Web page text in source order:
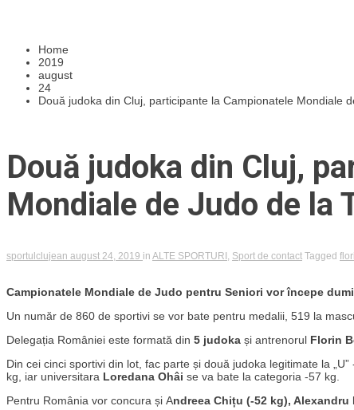
Home
2019
august
24
Două judoka din Cluj, participante la Campionatele Mondiale
Două judoka din Cluj,
Mondiale de Judo de la
sportulclujean august 24, 2019 in ALTE SPORTURI Sport de contact Tagged
Campionatele Mondiale de Judo pentru Seniori vor începe
Un număr de 860 de sportivi se vor bate pentru medalii, 519 la
Delegația României este formată din 5 judoka și antrenorul Florin
Din cei cinci sportivi din lot, fac parte și două judoka legitimate la „U”
kg, iar universitara Loredana Ohâi se va bate la categoria -57 kg.
Pentru România vor concura și Andreea Chițu (-52 kg),